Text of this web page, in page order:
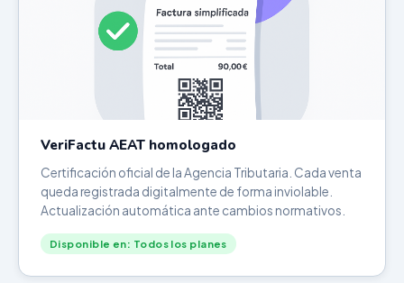
VeriFactu AEAT homologado
Certificación oficial de la Agencia Tributaria. Cada venta
queda registrada digitalmente de forma inviolable.
Actualización automática ante cambios normativos.
Disponible en: Todos los planes